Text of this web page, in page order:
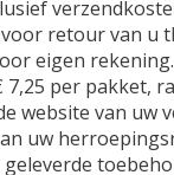
retour van u
eigen
7,25 per pakket,
website van uw
uw